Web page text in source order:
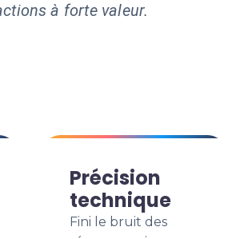
à forte valeur.
Précision
technique
Fini le bruit des